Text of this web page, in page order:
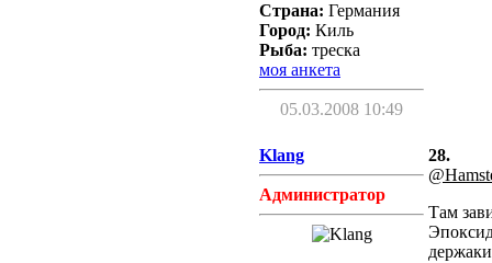
Страна: Германия
Город: Киль
Рыба: треска
моя анкета
05.03.2008 10:49
Klang
Администратор
28.
Там